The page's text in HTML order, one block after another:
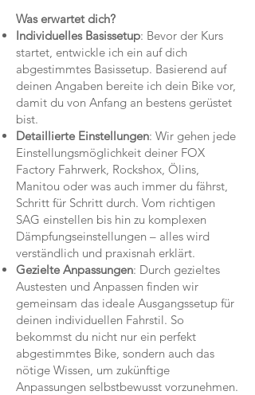
Was erwartet dich?
Individuelles Basissetup: Bevor der Kurs
startet, entwickle ich ein auf dich
abgestimmtes Basissetup. Basierend auf
deinen Angaben bereite ich dein Bike vor,
damit du von Anfang an bestens gerüstet
bist.
Detaillierte Einstellungen: Wir gehen jede
Einstellungsmöglichkeit deiner FOX
Factory Fahrwerk, Rockshox, Ölins,
Manitou oder was auch immer du fährst,
Schritt für Schritt durch. Vom richtigen
SAG einstellen bis hin zu komplexen
Dämpfungseinstellungen – alles wird
verständlich und praxisnah erklärt.
Gezielte Anpassungen: Durch gezieltes
Austesten und Anpassen finden wir
gemeinsam das ideale Ausgangssetup für
deinen individuellen Fahrstil. So
bekommst du nicht nur ein perfekt
abgestimmtes Bike, sondern auch das
nötige Wissen, um zukünftige
Anpassungen selbstbewusst vorzunehmen.